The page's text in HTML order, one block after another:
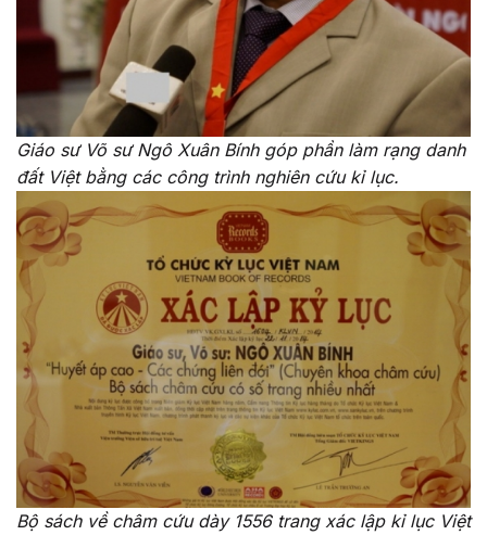
Giáo sư Võ sư Ngô Xuân Bính góp phần làm rạng danh
đất Việt bằng các công trình nghiên cứu kỉ lục.
Bộ sách về châm cứu dày 1556 trang xác lập kỉ lục Việt